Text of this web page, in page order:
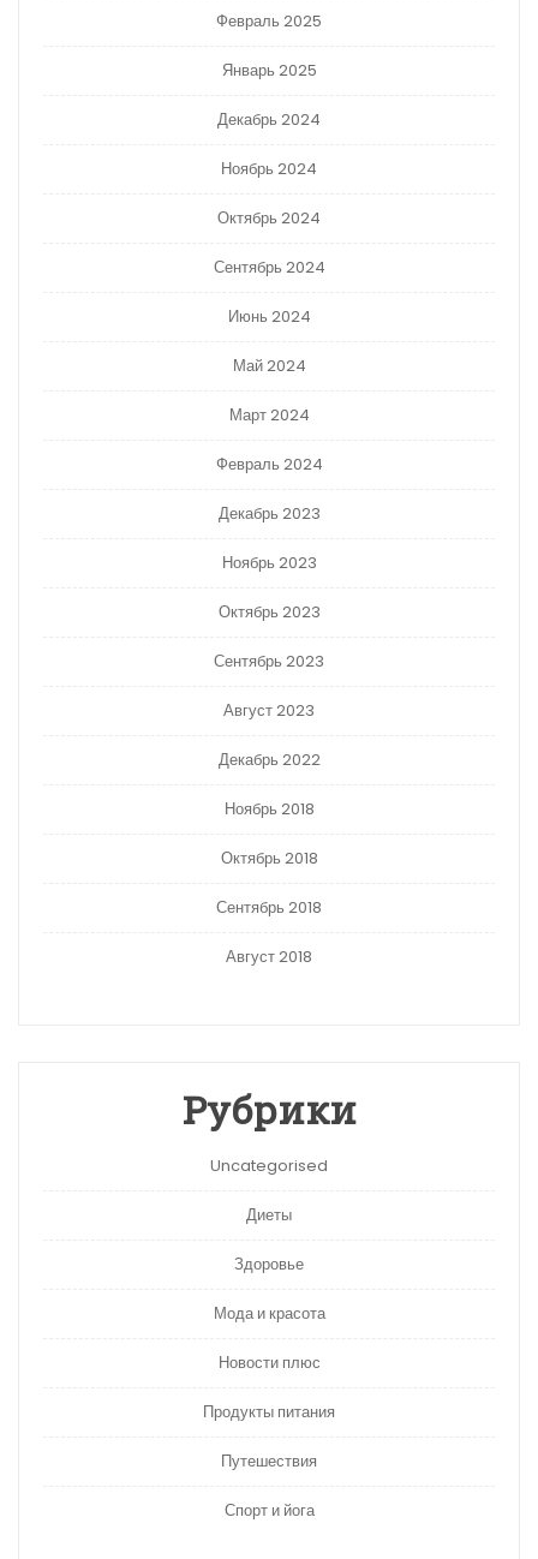
Февраль 2025
Январь 2025
Декабрь 2024
Ноябрь 2024
Октябрь 2024
Сентябрь 2024
Июнь 2024
Май 2024
Март 2024
Февраль 2024
Декабрь 2023
Ноябрь 2023
Октябрь 2023
Сентябрь 2023
Август 2023
Декабрь 2022
Ноябрь 2018
Октябрь 2018
Сентябрь 2018
Август 2018
Рубрики
Uncategorised
Диеты
Здоровье
Мода и красота
Новости плюс
Продукты питания
Путешествия
Спорт и йога